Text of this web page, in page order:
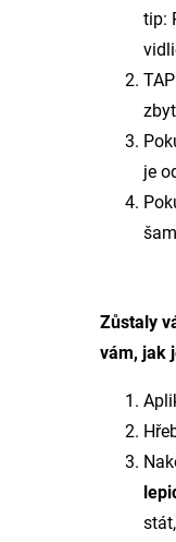
tip:
je
Zůstaly
vám, jak